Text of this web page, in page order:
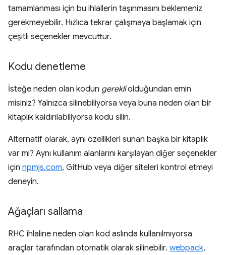
tamamlanması için bu ihlallerin taşınmasını beklemeniz
gerekmeyebilir. Hızlıca tekrar çalışmaya başlamak için
çeşitli seçenekler mevcuttur.
Kodu denetleme
İsteğe neden olan kodun gerekliolduğundan emin
misiniz? Yalnızca silinebiliyorsa veya buna neden olan bir
kitaplık kaldırılabiliyorsa kodu silin.
Alternatif olarak, aynı özellikleri sunan başka bir kitaplık
var mı? Aynı kullanım alanlarını karşılayan diğer seçenekler
için npmjs.com, GitHub veya diğer siteleri kontrol etmeyi
deneyin.
Ağaçları sallama
RHC ihlaline neden olan kod aslında kullanılmıyorsa
araçlar tarafından otomatik olarak silinebilir. webpack,